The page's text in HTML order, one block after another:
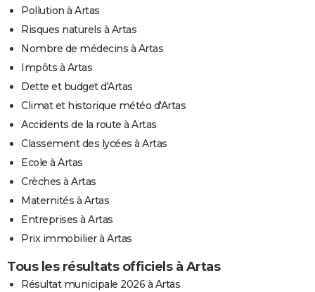
Pollution à Artas
Risques naturels à Artas
Nombre de médecins à Artas
Impôts à Artas
Dette et budget d'Artas
Climat et historique météo d'Artas
Accidents de la route à Artas
Classement des lycées à Artas
Ecole à Artas
Crèches à Artas
Maternités à Artas
Entreprises à Artas
Prix immobilier à Artas
Tous les résultats officiels à Artas
Résultat municipale 2026 à Artas